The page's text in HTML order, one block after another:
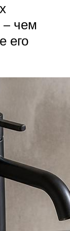
– чем
его